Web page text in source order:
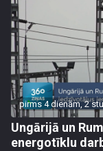
pirms 4 dienām, 2
Ungārijā un
energotīklu